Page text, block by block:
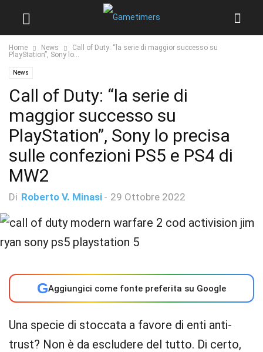
Home News
Call of Duty: “la serie di maggior successo su
PlayStation”, Sony lo...
News
Call of Duty: “la serie di
maggior successo su
PlayStation”, Sony lo precisa
sulle confezioni PS5 e PS4 di
MW2
Di Roberto V. Minasi - 29 Ottobre 2022
GAggiungici come fonte preferita su Google
Una specie di stoccata a favore di enti anti-
trust? Non è da escludere del tutto. Di certo,